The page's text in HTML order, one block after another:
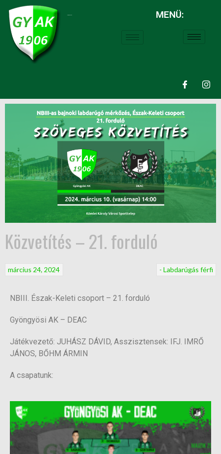
MENÜ:
Közvetítés – 21. forduló
- Labdarúgás férfi
március 24, 2024
NBIII. Észak-Keleti csoport – 21. forduló
Gyöngyösi AK – DEAC
Játékvezető: JUHÁSZ DÁVID, Asszisztensek: IFJ. IMRŐ
JÁNOS, BŐHM ÁRMIN
A csapatunk: